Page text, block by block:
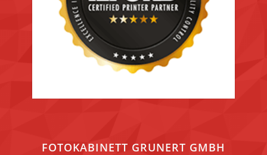
FOTOKABINETT GRUNERT GMBH